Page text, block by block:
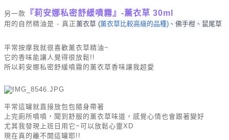
另一款 『莉安娜私密舒緩噴霧』-薰衣草 30ml
用的自然精油是 - 真正薰衣草 (薰衣草比較高級的品種) 、佛手柑、鼠尾草
平常按摩我就很喜歡薰衣草精油~
它的香味能讓人覺得很放鬆!!
所以莉安娜私密舒緩噴霧的薰衣草香味讓我超愛
平常這罐就直接放包包隨身帶著
上完廁所噴噴，聞到舒服的薰衣草味道，感覺心情也會跟著變好
尤其我發現上班日用它~可以放鬆心靈XD
現在真的離不開這罐耶!!